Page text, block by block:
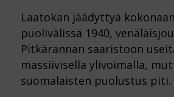
Laatokan jäädyttyä
puolivälissä 1940,
Pitkärannan saaristoon
massiivisella ylivoimalla,
suomalaisten puolustus piti.